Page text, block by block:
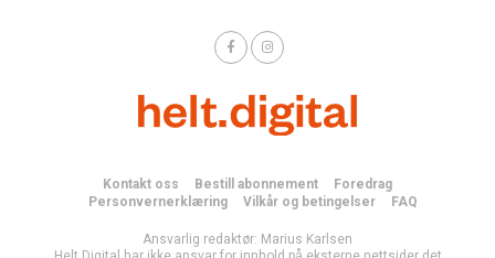
Kontakt oss Bestill abonnement
Foredrag
Personvernerklæring
Vilkår og betingelser FAQ
Ansvarlig redaktør: Marius Karlsen